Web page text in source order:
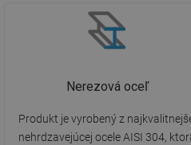
Nerezová oceľ
Produkt je vyrobený z
nehrdzavejúcej ocele AISI 304,